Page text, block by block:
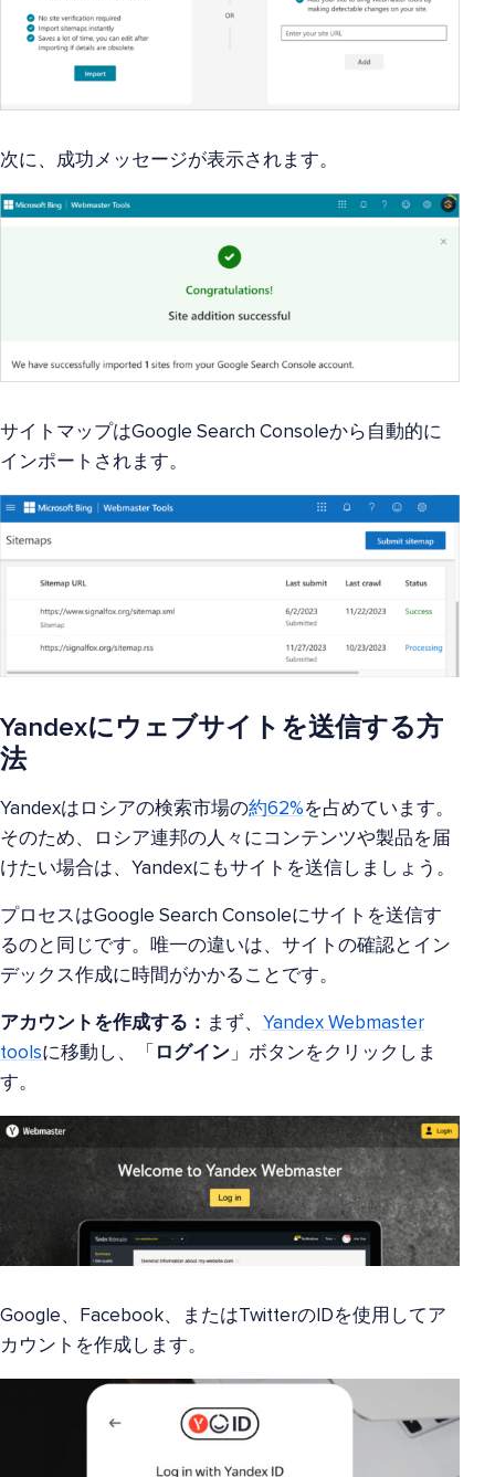
次に、成功メッセージが表示されます。
サイトマップはGoogle Search Consoleから自動的に
インポートされます。
Yandexにウェブサイトを送信する方
法
Yandexはロシアの検索市場の約62%を占めています。
そのため、ロシア連邦の人々にコンテンツや製品を届
けたい場合は、Yandexにもサイトを送信しましょう。
プロセスはGoogle Search Consoleにサイトを送信す
るのと同じです。唯一の違いは、サイトの確認とイン
デックス作成に時間がかかることです。
アカウントを作成する： まず、 Yandex Webmaster
toolsに移動し、「 ログイン 」ボタンをクリックしま
す。
Google、Facebook、またはTwitterのIDを使用してア
カウントを作成します。